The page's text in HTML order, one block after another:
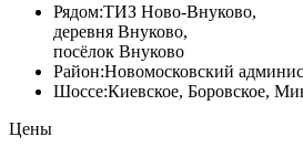
Рядом:ТИЗ Ново-Внуково,
деревня Внуково,
посёлок Внуково
Район:Новомосковский
Шоссе:Киевское, Боровское,
Цены